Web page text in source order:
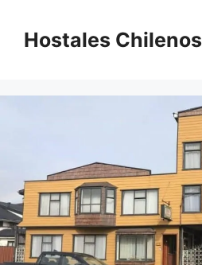
contenido
Hostales Chilenos